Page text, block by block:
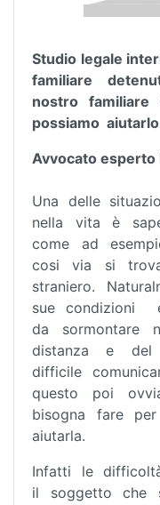
Studio legale
familiare
nostro familiare
possiamo
Avvocato
Una delle
nella vita è
come ad
cosi via si
straniero.
sue condizioni
da sormontare
distanza e
difficile
questo poi
bisogna fare
aiutarla.
Infatti le
il soggetto che